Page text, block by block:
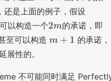
'
m
还是上面的例子，假设
o
m
(
以构造一个2
m
2m的承诺，即
m
2
至可以构造 m
m + 1 的承诺，
展性的。
不可能同时满足